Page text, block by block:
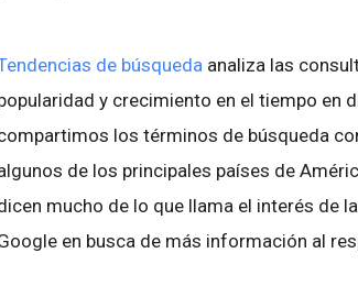
de búsqueda analiza las
y crecimiento en el tiempo en
los términos de búsqueda
de los principales países de
mucho de lo que llama el interés de
en busca de más información al